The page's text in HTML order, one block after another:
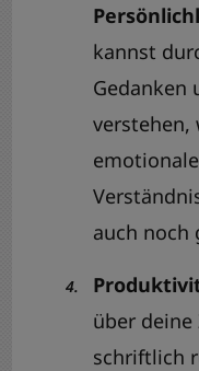
kannst
Gedanken
verstehen,
auch noch
über deine
schriftlich